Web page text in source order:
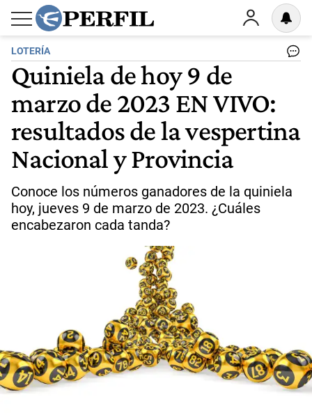
LOTERÍA
Quiniela de hoy 9 de
marzo de 2023 EN VIVO:
resultados de la vespertina
Nacional y Provincia
Conoce los números ganadores de la quiniela
hoy, jueves 9 de marzo de 2023. ¿Cuáles
encabezaron cada tanda?